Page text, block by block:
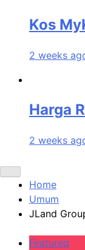
Kos
2 weeks
Harga
2 weeks
Home
Umum
JLand
Featured